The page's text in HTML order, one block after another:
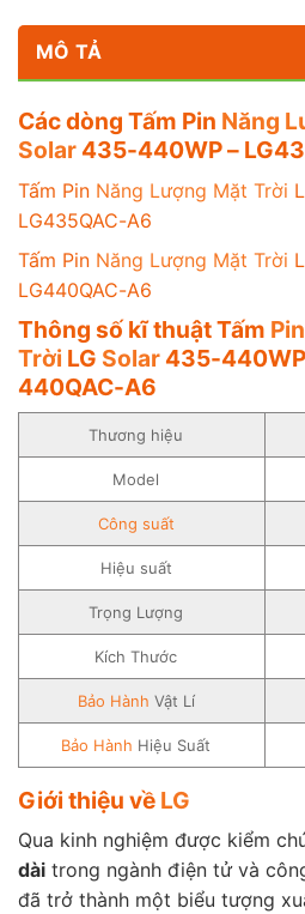
MÔ TẢ
Các dòng Tấm Pin Năng
Solar 435-440WP –
Tấm Pin Năng Lượng Mặt Trời
LG435QAC-A6
Tấm Pin Năng Lượng Mặt Trời
LG440QAC-A6
Thông số kĩ thuật Tấm
Trời LG Solar 435-
440QAC-A6
Thương hiệu
Model
Công suất
Hiệu suất
Trọng Lượng
Kích Thước
Bảo Hành Vật Lí
Bảo Hành Hiệu Suất
Giới thiệu về LG
Qua kinh nghiệm được kiểm
dài trong ngành điện tử và
đã trở thành một biểu tượng